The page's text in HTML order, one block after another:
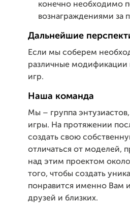
конечно необходимо
вознаграждениями за
Дальнейшие
Если мы соберем
различные модификации
игр.
Наша команда
Мы – группа
игры. На протяжении
создать свою
отличаться от моделей,
над этим проектом
того, чтобы создать
понравится именно Вам
друзей и близких.